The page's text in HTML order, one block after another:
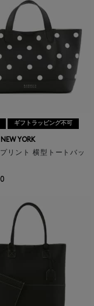
ギフトラッピング不可
NEW YORK
プリント 横型トートバッ